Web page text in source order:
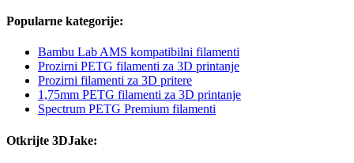
Popularne kategorije:
Bambu Lab AMS kompatibilni filamenti
Prozirni PETG filamenti za 3D printanje
Prozirni filamenti za 3D pritere
1,75mm PETG filamenti za 3D printanje
Spectrum PETG Premium filamenti
Otkrijte 3DJake: